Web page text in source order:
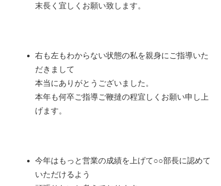
末長く宜しくお願い致します。
右も左もわからない状態の私を親身にご指導いた
だきまして
本当にありがとうございました。
本年も何卒ご指導ご鞭撻の程宜しくお願い申し上
げます。
今年はもっと営業の成績を上げて○○部長に認めて
いただけるよう